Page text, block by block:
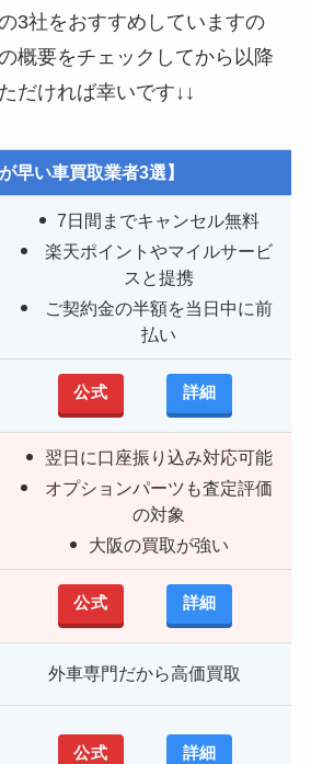
3社をおすすめしていますの
概要をチェックしてから以降
だければ幸いです↓↓
が早い車買取業者3選】
7日間までキャンセル無料
楽天ポイントやマイルサービ
スと提携
ご契約金の半額を当日中に前
払い
公式 詳細
翌日に口座振り込み対応可能
オプションパーツも査定評価
の対象
大阪の買取が強い
公式 詳細
外車専門だから高価買取
公式 詳細